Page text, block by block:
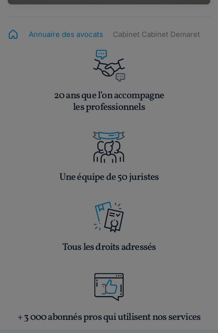
Annuaire des avocats Cabinet Cabinet Demaret
20 ans que l’on accompagne
les professionnels
Une équipe de 50 juristes
Tous les droits adressés
+ 3 000 abonnés pros qui utilisent nos services